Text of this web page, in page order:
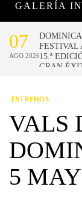
GALERÍA
ESTRENOS
VALS
5